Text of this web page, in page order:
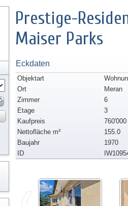
Prestige-
Maiser Parks
Eckdaten
Objektart
Ort
Meran
Zimmer
6
Etage
3
Kaufpreis
760'000
Nettofläche m²
155.0
Baujahr
1970
ID